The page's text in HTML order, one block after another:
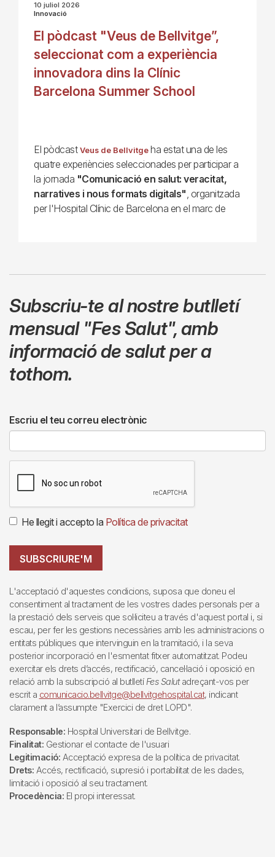
10 juliol 2026
Innovació
El pòdcast "Veus de Bellvitge”,
seleccionat com a experiència
innovadora dins la Clínic
Barcelona Summer School
El pòdcast Veus de Bellvitgeha estat una de les
quatre experiències seleccionades per participar a
la jornada "Comunicació en salut: veracitat,
narratives i nous formats digitals" , organitzada
per l'Hospital Clínic de Barcelona en el marc de
Subscriu-te al nostre butlletí
mensual "Fes Salut",amb
informació de salut per a
tothom.
Escriu el teu correu electrònic
He llegit i accepto la Política de privacitat
SUBSCRIURE'M
L'acceptació d'aquestes condicions, suposa que doneu el
consentiment al tractament de les vostres dades personals per a
la prestació dels serveis que sol·liciteu a través d'aquest portal i, si
escau, per fer les gestions necessàries amb les administracions o
entitats públiques que intervinguin en la tramitació, i la seva
posterior incorporació en l'esmentat fitxer automatitzat. Podeu
exercitar els drets d’accés, rectificació, cancel·lació i oposició en
relació amb la subscripció al butlletí Fes Salutadreçant-vos per
escrit a comunicacio.bellvitge@bellvitgehospital.cat, indicant
clarament a l’assumpte "Exercici de dret LOPD".
Responsable: Hospital Universitari de Bellvitge.
Finalitat: Gestionar el contacte de l'usuari
Legitimació: Acceptació expresa de la política de privacitat.
Drets: Accés, rectificació, supresió i portabilitat de les dades,
limitació i oposició al seu tractament.
Procedència: El propi interessat.